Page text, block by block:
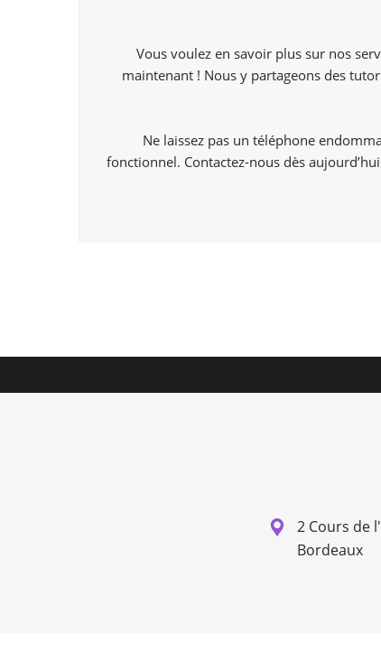
Vous voulez en savoir plus sur nos
maintenant ! Nous y partageons des
Ne laissez pas un téléphone
fonctionnel. Contactez-nous dès
2 Cours de
Bordeaux